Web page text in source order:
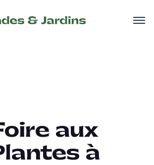
aux
à